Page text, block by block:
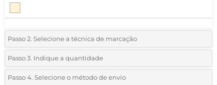
Passo 2. Selecione a técnica de marcação
*Selecione o tipo de marcação e as cores do logotipo:
1 Cor (Parte superior)
Passo 3. Indique a quantidade
*Quantidade mínima:25
Passo 4. Selecione o método de envio